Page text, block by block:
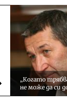
новина
„Когато
не може да си